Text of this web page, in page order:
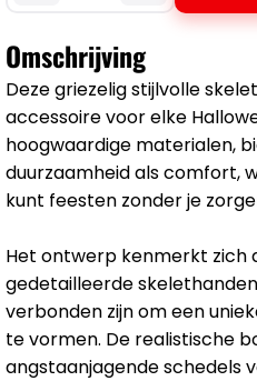
Omschrijving
Deze griezelig stijlvolle
accessoire voor elke
hoogwaardige materialen,
duurzaamheid als comfort,
kunt feesten zonder je
Het ontwerp kenmerkt zich
gedetailleerde
verbonden zijn om een
te vormen. De realistische
angstaanjagende schedels